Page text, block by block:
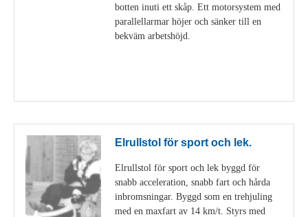
botten inuti ett skåp. Ett motorsystem med
parallellarmar höjer och sänker till en
bekväm arbetshöjd.
Elrullstol för sport och lek.
Elrullstol för sport och lek byggd för
snabb acceleration, snabb fart och hårda
inbromsningar. Byggd som en trehjuling
med en maxfart av 14 km/t. Styrs med